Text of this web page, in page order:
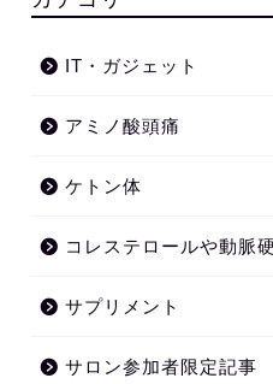
IT・ガジェット
アミノ酸頭痛
ケトン体
コレステロールや動脈
サプリメント
サロン参加者限定記事